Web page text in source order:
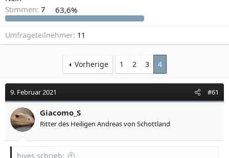
m
Stimmen: 7 63,6%
Umfrageteilnehmer 11
Vorherige 1 2 3 4
9. Februar 2021 #61
Giacomo_S
Ritter des Heiligen Andreas von Schottland
hives schrieb: